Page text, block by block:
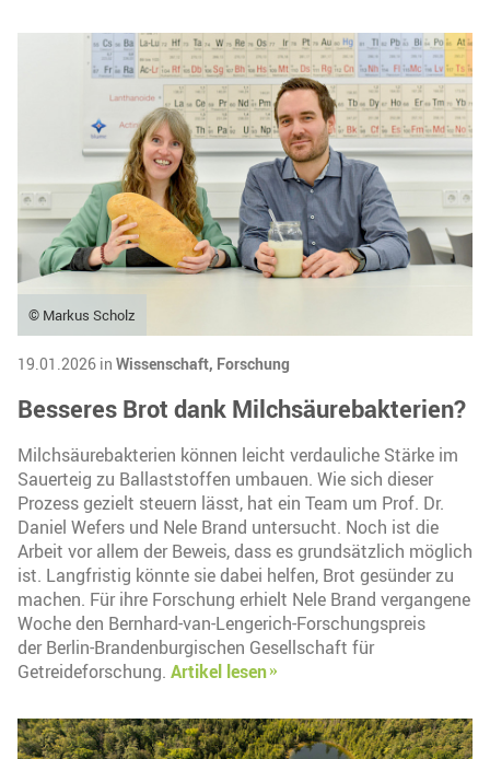
© Markus Scholz
19.01.2026 in Wissenschaft, Forschung
Besseres Brot dank Milchsäurebakterien?
Milchsäurebakterien können leicht verdauliche Stärke im
Sauerteig zu Ballaststoffen umbauen. Wie sich dieser
Prozess gezielt steuern lässt, hat ein Team um Prof. Dr.
Daniel Wefers und Nele Brand untersucht. Noch ist die
Arbeit vor allem der Beweis, dass es grundsätzlich möglich
ist. Langfristig könnte sie dabei helfen, Brot gesünder zu
machen. Für ihre Forschung erhielt Nele Brand vergangene
Woche den Bernhard-van-Lengerich-Forschungspreis
der Berlin-Brandenburgischen Gesellschaft für
Getreideforschung. Artikel lesen